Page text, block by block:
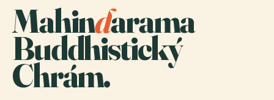
Mahindarama
Buddhistický
Chrám.